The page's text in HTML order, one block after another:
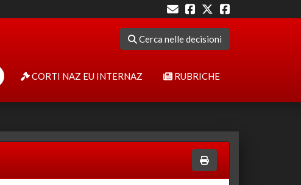
Cerca nelle decisioni
CORTI NAZ EU INTERNAZ RUBRICHE